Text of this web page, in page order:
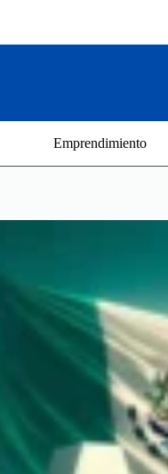
Emprendimiento